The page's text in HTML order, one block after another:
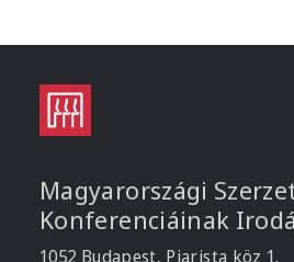
Magyarországi
Konferenciáinak
1052 Budapest, Piarista köz 1.